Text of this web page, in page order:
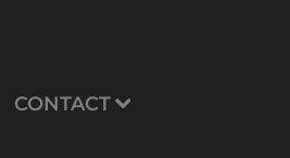
CONTACT